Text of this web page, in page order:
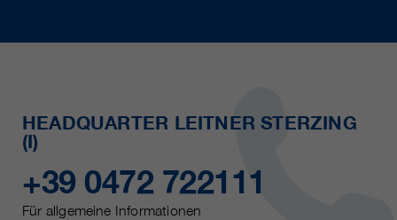
HEADQUARTER LEITNER STERZING
(I)
+39 0472 722111
Für allgemeine Informationen